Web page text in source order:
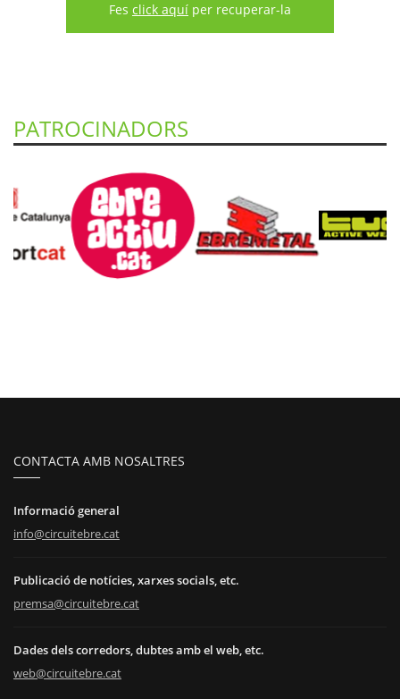
Fes click aquí per recuperar-la
PATROCINADORS
CONTACTA AMB NOSALTRES
Informació general
info@circuitebre.cat
Publicació de notícies, xarxes socials, etc.
premsa@circuitebre.cat
Dades dels corredors, dubtes amb el web, etc.
web@circuitebre.cat